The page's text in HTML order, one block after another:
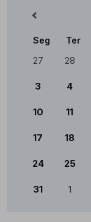
Calendário
Seg Ter
27 28
3 4
10 11
17 18
24 25
31 1